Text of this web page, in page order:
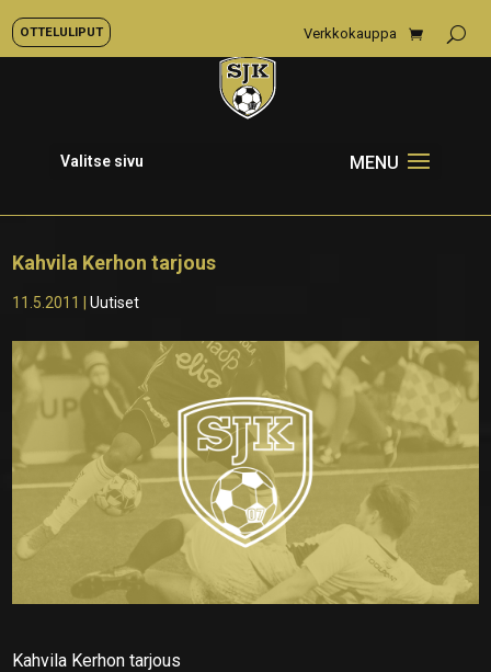
OTTELULIPUT Verkkokauppa
Valitse sivu
Kahvila Kerhon tarjous
11.5.2011 |Uutiset
Kahvila Kerhon tarjous